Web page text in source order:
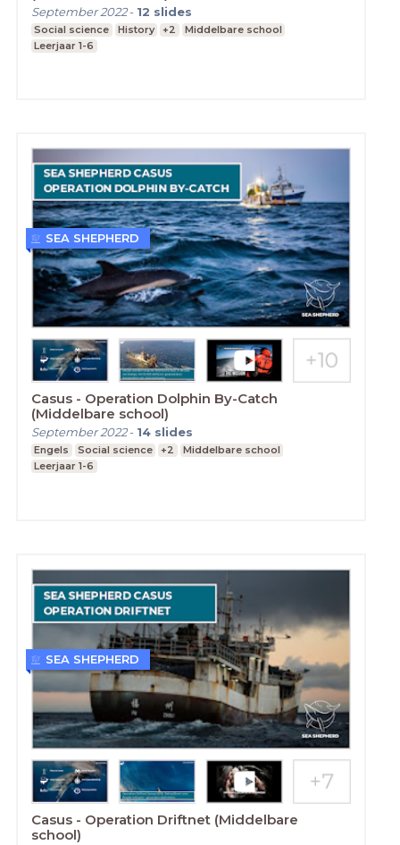
September 2022- 12 slides
Social science History +2
Middelbare school
Leerjaar 1-6
Casus - Operation Dolphin By-Catch
(Middelbare school)
September 2022- 14 slides
Engels Social science +2
Middelbare school
Leerjaar 1-6
SEA SHEPHERD
Casus - Operation Driftnet (Middelbare
school)
SEA SHEPHERD